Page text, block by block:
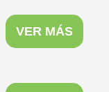
VER MÁS